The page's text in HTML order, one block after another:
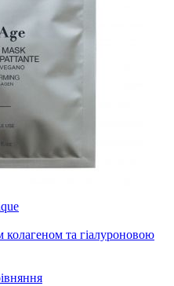
колагеном та гіалуроновою